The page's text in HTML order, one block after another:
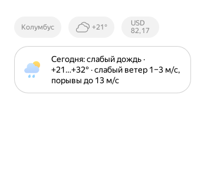
Колумбус +21°
Курсы ЦБ
РФ
USD
82,17
Сегодня: слабый дождь ·
+21⁠…⁠+32⁠° · слабый ветер 1⁠–⁠3 м⁠/⁠с,
порывы до 13 м⁠/⁠с